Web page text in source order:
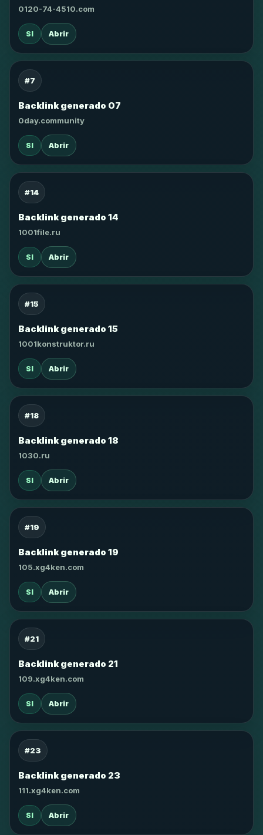
0120-74-4510.com
SI Abrir
#7
Backlink generado 07
0day.community
SI Abrir
#14
Backlink generado 14
1001file.ru
SI Abrir
#15
Backlink generado 15
1001konstruktor.ru
SI Abrir
#18
Backlink generado 18
1030.ru
SI Abrir
#19
Backlink generado 19
105.xg4ken.com
SI Abrir
#21
Backlink generado 21
109.xg4ken.com
SI Abrir
#23
Backlink generado 23
111.xg4ken.com
SI Abrir